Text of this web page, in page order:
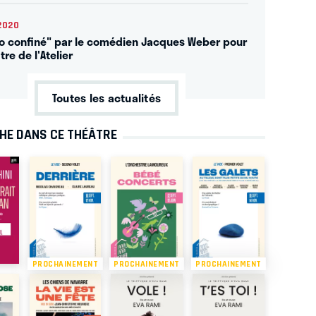
confiné" par le comédien Jacques Weber pour
de l'Atelier
Toutes les actualités
DANS CE THÉÂTRE
PROCHAINEMENT PROCHAINEMENT PROCHAINEMENT